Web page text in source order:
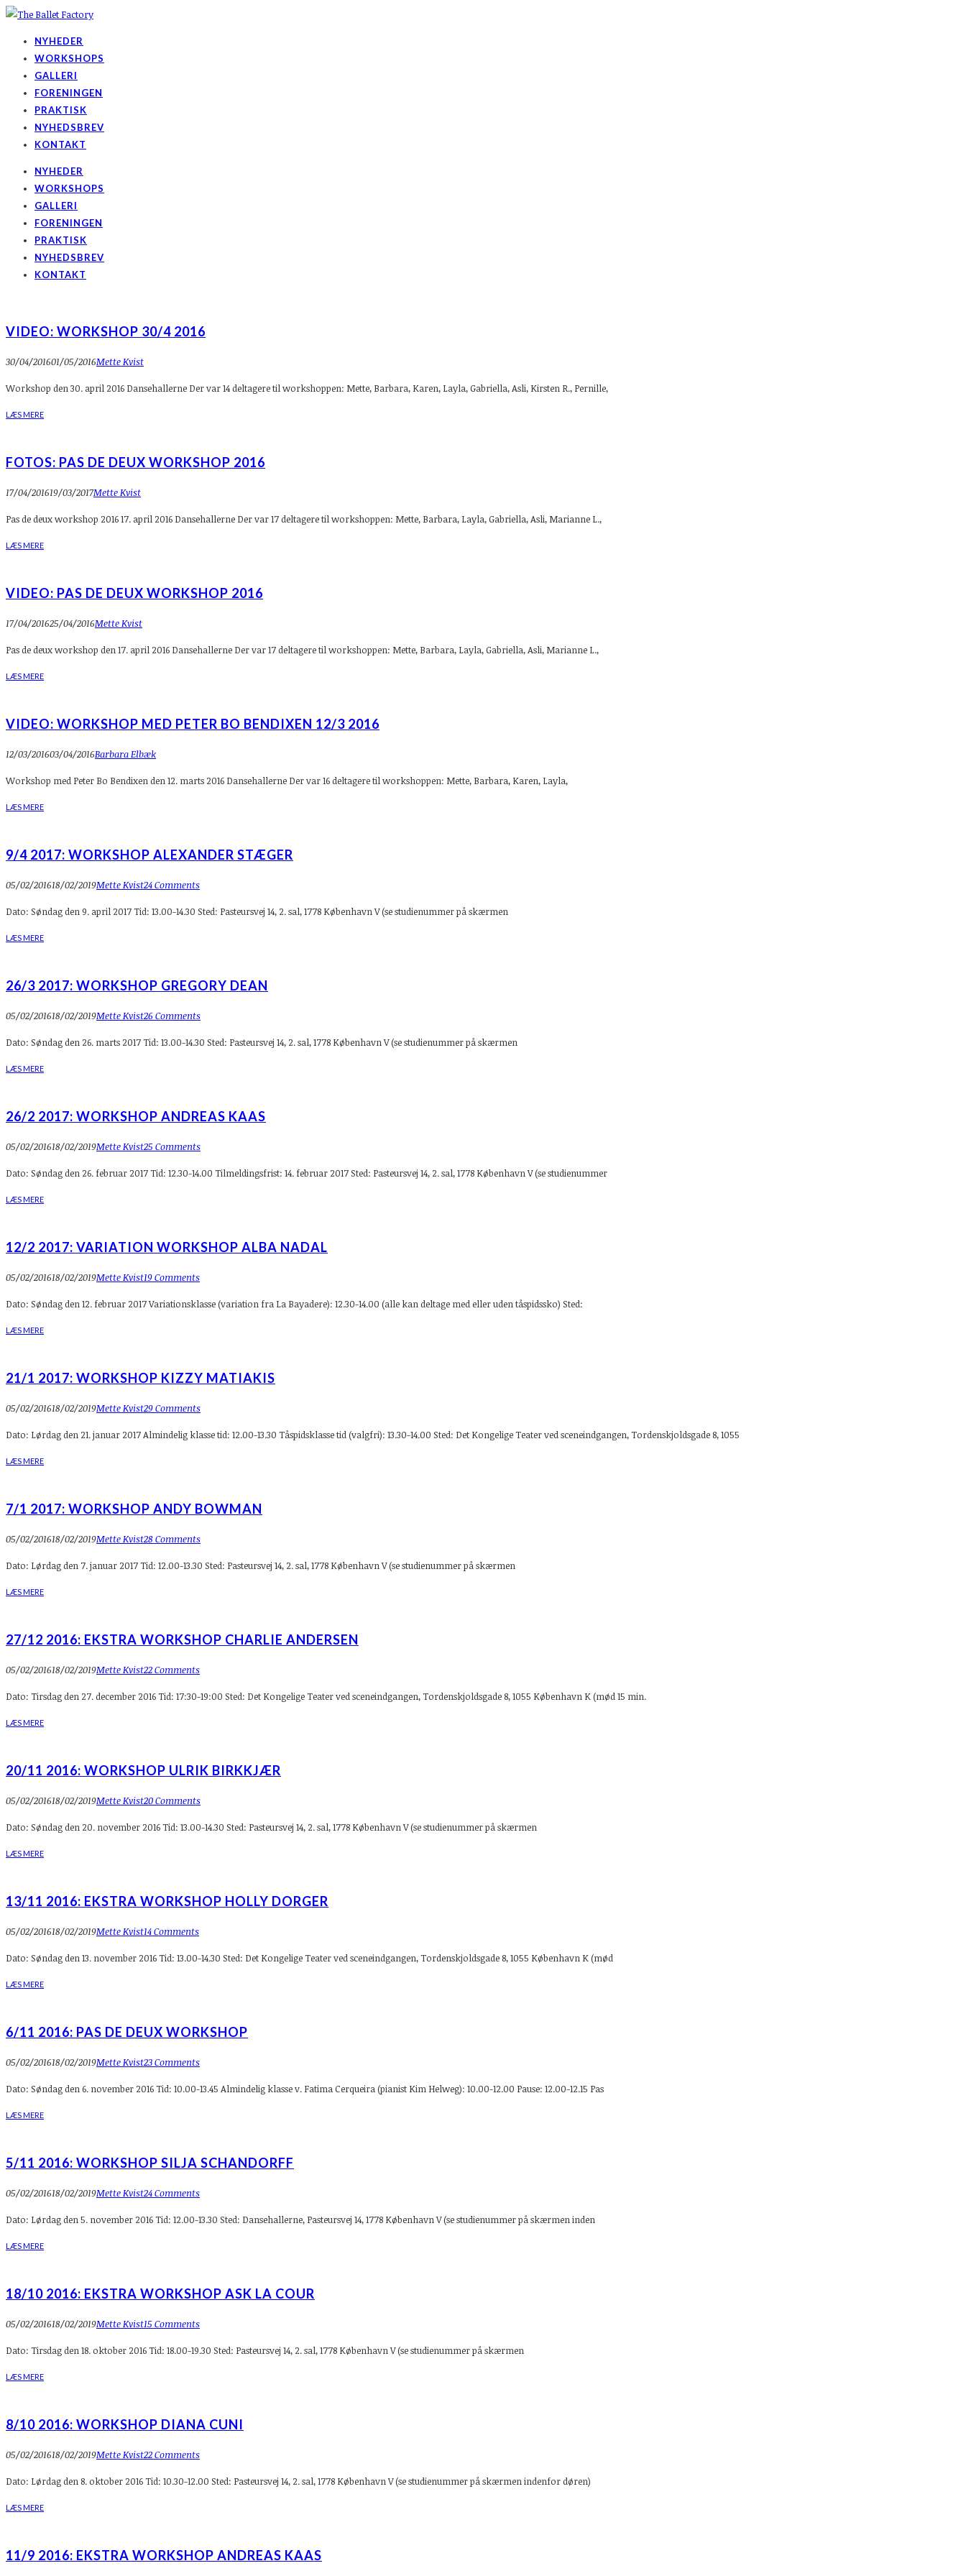
NYHEDER
WORKSHOPS
GALLERI
FORENINGEN
PRAKTISK
NYHEDSBREV
KONTAKT
NYHEDER
WORKSHOPS
GALLERI
FORENINGEN
PRAKTISK
NYHEDSBREV
KONTAKT
VIDEO: WORKSHOP 30/4 2016
30/04/201601/05/2016Mette Kvist
Workshop den 30. april 2016 Dansehallerne Der var 14 deltagere til workshoppen: Mette, Barbara, Karen, Layla, Gabriella, Asli, Kirsten R., Pernille,
LÆS MERE
FOTOS: PAS DE DEUX WORKSHOP 2016
17/04/201619/03/2017Mette Kvist
Pas de deux workshop 2016 17. april 2016 Dansehallerne Der var 17 deltagere til workshoppen: Mette, Barbara, Layla, Gabriella, Asli, Marianne L.,
LÆS MERE
VIDEO: PAS DE DEUX WORKSHOP 2016
17/04/201625/04/2016Mette Kvist
Pas de deux workshop den 17. april 2016 Dansehallerne Der var 17 deltagere til workshoppen: Mette, Barbara, Layla, Gabriella, Asli, Marianne L.,
LÆS MERE
VIDEO: WORKSHOP MED PETER BO BENDIXEN 12/3 2016
12/03/201603/04/2016Barbara Elbæk
Workshop med Peter Bo Bendixen den 12. marts 2016 Dansehallerne Der var 16 deltagere til workshoppen: Mette, Barbara, Karen, Layla,
LÆS MERE
9/4 2017: WORKSHOP ALEXANDER STÆGER
05/02/201618/02/2019Mette Kvist24 Comments
Dato: Søndag den 9. april 2017 Tid: 13.00-14.30 Sted: Pasteursvej 14, 2. sal, 1778 København V (se studienummer på skærmen
LÆS MERE
26/3 2017: WORKSHOP GREGORY DEAN
05/02/201618/02/2019Mette Kvist26 Comments
Dato: Søndag den 26. marts 2017 Tid: 13.00-14.30 Sted: Pasteursvej 14, 2. sal, 1778 København V (se studienummer på skærmen
LÆS MERE
26/2 2017: WORKSHOP ANDREAS KAAS
05/02/201618/02/2019Mette Kvist25 Comments
Dato: Søndag den 26. februar 2017 Tid: 12.30-14.00 Tilmeldingsfrist: 14. februar 2017 Sted: Pasteursvej 14, 2. sal, 1778 København V (se studienummer
LÆS MERE
12/2 2017: VARIATION WORKSHOP ALBA NADAL
05/02/201618/02/2019Mette Kvist19 Comments
Dato: Søndag den 12. februar 2017 Variationsklasse (variation fra La Bayadere): 12.30-14.00 (alle kan deltage med eller uden tåspidssko) Sted:
LÆS MERE
21/1 2017: WORKSHOP KIZZY MATIAKIS
05/02/201618/02/2019Mette Kvist29 Comments
Dato: Lørdag den 21. januar 2017 Almindelig klasse tid: 12.00-13.30 Tåspidsklasse tid (valgfri): 13.30-14.00 Sted: Det Kongelige Teater ved sceneindgangen, Tordenskjoldsgade 8, 1055
LÆS MERE
7/1 2017: WORKSHOP ANDY BOWMAN
05/02/201618/02/2019Mette Kvist28 Comments
Dato: Lørdag den 7. januar 2017 Tid: 12.00-13.30 Sted: Pasteursvej 14, 2. sal, 1778 København V (se studienummer på skærmen
LÆS MERE
27/12 2016: EKSTRA WORKSHOP CHARLIE ANDERSEN
05/02/201618/02/2019Mette Kvist22 Comments
Dato: Tirsdag den 27. december 2016 Tid: 17:30-19:00 Sted: Det Kongelige Teater ved sceneindgangen, Tordenskjoldsgade 8, 1055 København K (mød 15 min.
LÆS MERE
20/11 2016: WORKSHOP ULRIK BIRKKJÆR
05/02/201618/02/2019Mette Kvist20 Comments
Dato: Søndag den 20. november 2016 Tid: 13.00-14.30 Sted: Pasteursvej 14, 2. sal, 1778 København V (se studienummer på skærmen
LÆS MERE
13/11 2016: EKSTRA WORKSHOP HOLLY DORGER
05/02/201618/02/2019Mette Kvist14 Comments
Dato: Søndag den 13. november 2016 Tid: 13.00-14.30 Sted: Det Kongelige Teater ved sceneindgangen, Tordenskjoldsgade 8, 1055 København K (mød
LÆS MERE
6/11 2016: PAS DE DEUX WORKSHOP
05/02/201618/02/2019Mette Kvist23 Comments
Dato: Søndag den 6. november 2016 Tid: 10.00-13.45 Almindelig klasse v. Fatima Cerqueira (pianist Kim Helweg): 10.00-12.00 Pause: 12.00-12.15 Pas
LÆS MERE
5/11 2016: WORKSHOP SILJA SCHANDORFF
05/02/201618/02/2019Mette Kvist24 Comments
Dato: Lørdag den 5. november 2016 Tid: 12.00-13.30 Sted: Dansehallerne, Pasteursvej 14, 1778 København V (se studienummer på skærmen inden
LÆS MERE
18/10 2016: EKSTRA WORKSHOP ASK LA COUR
05/02/201618/02/2019Mette Kvist15 Comments
Dato: Tirsdag den 18. oktober 2016 Tid: 18.00-19.30 Sted: Pasteursvej 14, 2. sal, 1778 København V (se studienummer på skærmen
LÆS MERE
8/10 2016: WORKSHOP DIANA CUNI
05/02/201618/02/2019Mette Kvist22 Comments
Dato: Lørdag den 8. oktober 2016 Tid: 10.30-12.00 Sted: Pasteursvej 14, 2. sal, 1778 København V (se studienummer på skærmen indenfor døren)
LÆS MERE
11/9 2016: EKSTRA WORKSHOP ANDREAS KAAS